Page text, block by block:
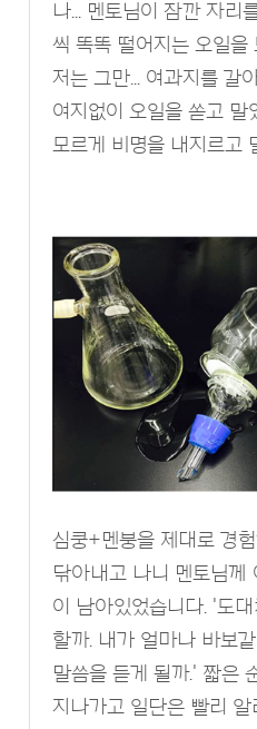
나... 멘토님이 잠깐 자리
씩 똑똑 떨어지는 오일을
저는 그만... 여과지를 갈
여지없이 오일을 쏟고
모르게 비명을 내지르고
심쿵+멘붕을 제대로 경
닦아내고 나니 멘토님께
이 남아있었습니다. '도
할까. 내가 얼마나 바보
말씀을 듣게 될까.' 짧은
지나가고 일단은 빨리 알